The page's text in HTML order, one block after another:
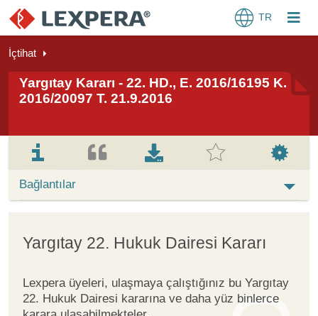
TR
İçtihat
Yargıtay Kararı - 22. HD., E. 2016/16195 K.
2016/20097 T. 21.9.2016
Bağlantılar
Yargıtay 22. Hukuk Dairesi Kararı
Lexpera üyeleri, ulaşmaya çalıştığınız bu Yargıtay
22. Hukuk Dairesi kararına ve daha yüz binlerce